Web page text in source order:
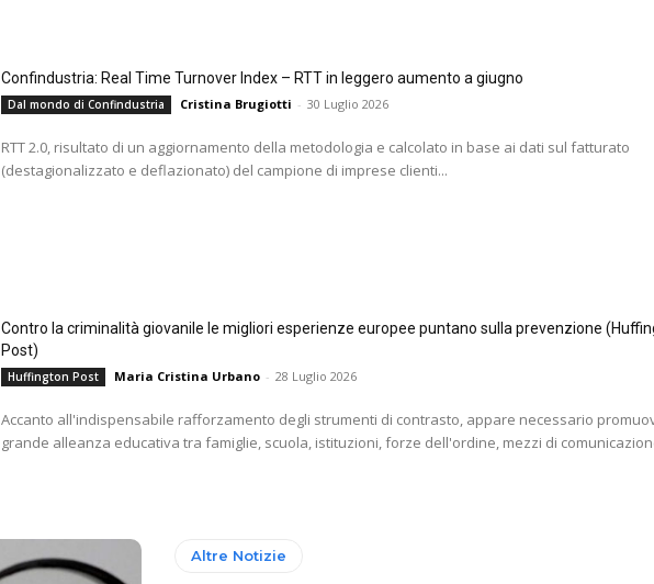
Confindustria: Real Time Turnover Index – RTT in leggero aumento a giugno
Dal mondo di Confindustria Cristina Brugiotti - 30 Luglio 2026
RTT 2.0, risultato di un aggiornamento della metodologia e calcolato in base ai dati sul fatturato
(destagionalizzato e deflazionato) del campione di imprese clienti...
Contro la criminalità giovanile le migliori esperienze europee puntano sulla prevenzione
Post)
Huffington Post Maria Cristina Urbano - 28 Luglio 2026
Accanto all'indispensabile rafforzamento degli strumenti di contrasto, appare necessario
grande alleanza educativa tra famiglie, scuola, istituzioni, forze dell'ordine, mezzi di
Altre Notizie